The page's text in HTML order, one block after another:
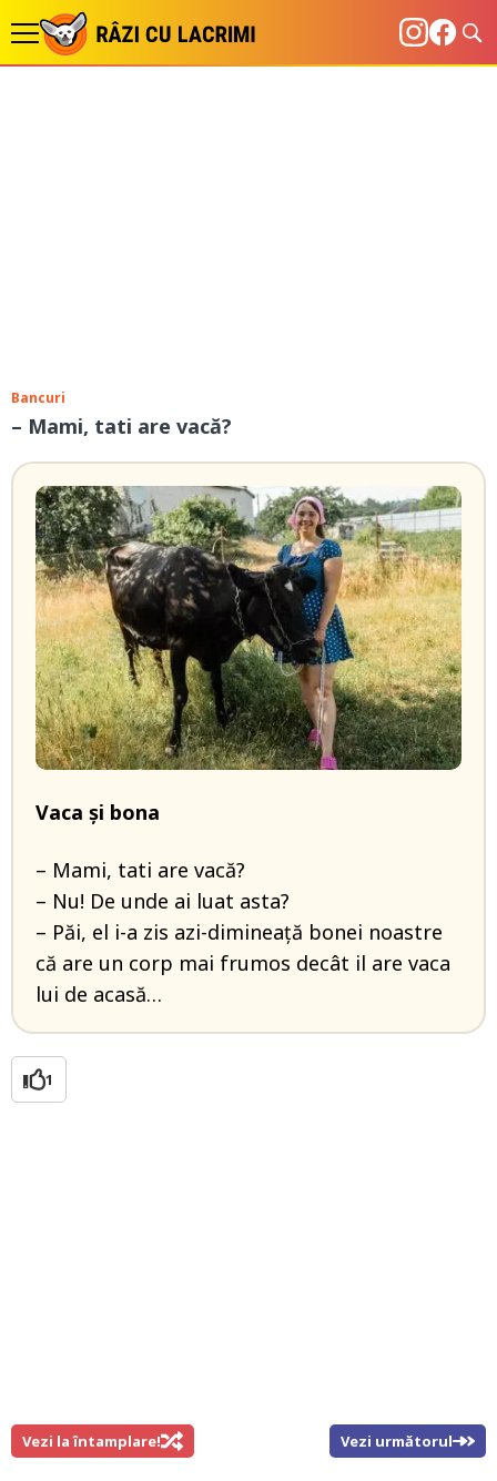
Bancuri
– Mami, tati are vacă?
Vaca și bona
– Mami, tati are vacă?
– Nu! De unde ai luat asta?
– Păi, el i-a zis azi-dimineață bonei noastre
că are un corp mai frumos decât il are vaca
lui de acasă…
1
Vezi la întamplare! Vezi următorul